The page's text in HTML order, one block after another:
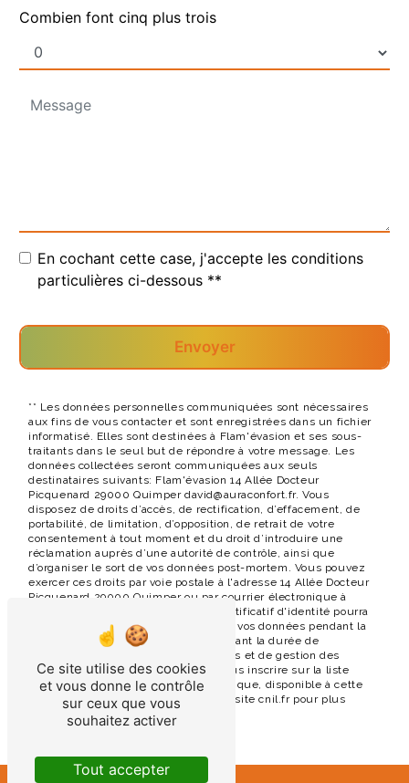
Combien font cinq plus trois
En cochant cette case, j'accepte les conditions
particulières ci-dessous **
Envoyer
** Les données personnelles communiquées sont nécessaires
aux fins de vous contacter et sont enregistrées dans un fichier
informatisé. Elles sont destinées à Flam'évasion et ses sous-
traitants dans le seul but de répondre à votre message. Les
données collectées seront communiquées aux seuls
destinataires suivants: Flam'évasion 14 Allée Docteur
Picquenard 29000 Quimper david@auraconfort.fr. Vous
disposez de droits d’accès, de rectification, d’effacement, de
portabilité, de limitation, d’opposition, de retrait de votre
consentement à tout moment et du droit d’introduire une
réclamation auprès d’une autorité de contrôle, ainsi que
d’organiser le sort de vos données post-mortem. Vous pouvez
exercer ces droits par voie postale à l'adresse 14 Allée Docteur
Picquenard 29000 Quimper ou par courrier électronique à
l'adresse david@auraconfort.fr. Un justificatif d'identité pourra
vous être demandé. Nous conservons vos données pendant la
période de prise de contact puis pendant la durée de
prescription légale aux fins probatoires et de gestion des
contentieux. Vous avez le droit de vous inscrire sur la liste
d'opposition au démarchage téléphonique, disponible à cette
adresse:Bloctel.gouv.fr. Consultez le site cnil.fr pour plus
d’informations sur vos droits.
Ce site utilise des cookies
et vous donne le contrôle
sur ceux que vous
souhaitez activer
Tout accepter